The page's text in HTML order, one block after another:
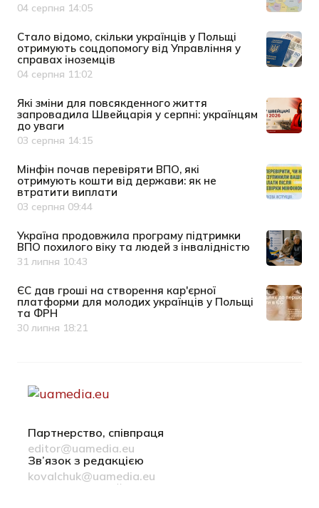
Дата публікації
04 серпня 14:05
Cтало відомо, скільки українців у Польщі
отримують соцдопомогу від Управління у
справах іноземців
Дата публікації
04 серпня 11:02
Які зміни для повсякденного життя
запровадила Швейцарія у серпні: українцям
до уваги
Дата публікації
03 серпня 14:15
Мінфін почав перевіряти ВПО, які
отримують кошти від держави: як не
втратити виплати
Дата публікації
03 серпня 09:44
Україна продовжила програму підтримки
ВПО похилого віку та людей з інвалідністю
Дата публікації
31 липня 10:43
ЄС дав гроші на створення кар'єрної
платформи для молодих українців у Польщі
та ФРН
Дата публікації
30 липня 18:21
Партнерство, співпраця
editor@uamedia.eu
Зв’язок з редакцією
kovalchuk@uamedia.eu
Новини компаній